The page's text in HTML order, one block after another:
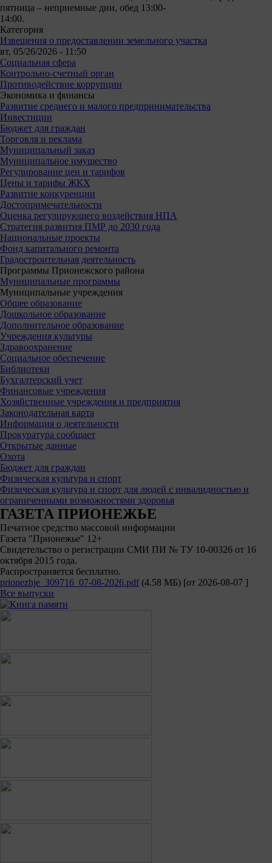
пятница – неприемные дни, обед 13:00-
14:00.
Категория
Извещения о предоставлении земельного участка
вт, 05/26/2026 - 11:50
Социальная сфера
Контрольно-счетный орган
Противодействие коррупции
Экономика и финансы
Развитие среднего и малого предпринимательства
Инвестиции
Бюджет для граждан
Торговля и реклама
Муниципальный заказ
Муниципальное имущество
Регулирование цен и тарифов
Цены и тарифы ЖКХ
Развитие конкуренции
Достопримечательности
Оценка регулирующего воздействия НПА
Стратегия развития ПМР до 2030 года
Национальные проекты
Фонд капитального ремонта
Градостроительная деятельность
Программы Прионежского района
Муниципальные программы
Муниципальные учреждения
Общее образование
Дошкольное образование
Дополнительное образование
Учреждения культуры
Здравоохранение
Социальное обеспечение
Библиотеки
Бухгалтерский учет
Финансовые учреждения
Хозяйственные учреждения и предприятия
Законодательная карта
Информация о деятельности
Прокуратура сообщает
Открытые данные
Охота
Бюджет для граждан
Физическая культура и спорт
Физическая культура и спорт для людей с инвалидностью и
ограниченными возможностями здоровья
ГАЗЕТА ПРИОНЕЖЬЕ
Печатное средство массовой информации
Газета "Прионежье" 12+
Свидетельство о регистрации СМИ ПИ № ТУ 10-00326 от 16
октября 2015 года.
Распространяется бесплатно.
prionezhje_309716_07-08-2026.pdf (4.58 МБ) [от 2026-08-07 ]
Все выпуски